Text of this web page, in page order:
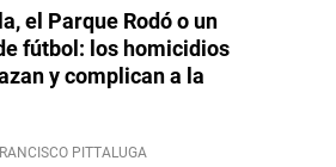
el Parque Rodó o un
fútbol: los homicidios
y complican a la
PITTALUGA